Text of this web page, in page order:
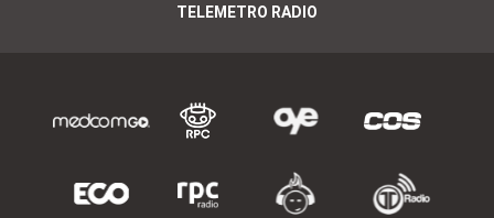
TELEMETRO RADIO